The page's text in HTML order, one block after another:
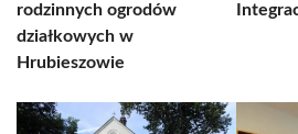
rodzinnych ogrodów
działkowych w
Hrubieszowie